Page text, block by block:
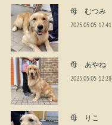
母 むつみ
2025.05.05 12:41
母 あやね
2025.05.05 12:28
母 りこ